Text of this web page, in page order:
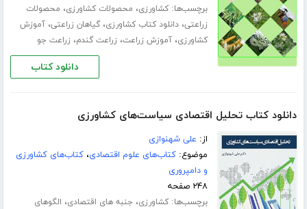
برچسب‌ها:کشاورزی، محصولات کشاورزی، محصولات
زراعتی،دانلود کتاب کشاورزی،گیاهان زراعتی،آموزش
کشاورزی،آموزش زراعت، زراعت گندم، زراعت جو
دانلود کتاب
دانلود کتاب تحلیل اقتصادی سیاست‌های کشاورزی
از: علی شهنوازی
موضوع:کتاب‌های علوم اقتصادی،کتاب‌های کشاورزی
و دامپروری
۲۴۸ صفحه
برچسب‌ها:کشاورزی، جنبه های اقتصادی، الگوهای